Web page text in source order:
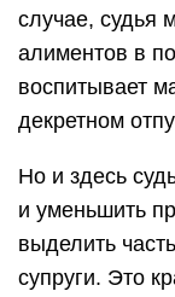
случае, судья
алиментов в
воспитывает
декретном
Но и здесь
и уменьшить
выделить
супруги. Это